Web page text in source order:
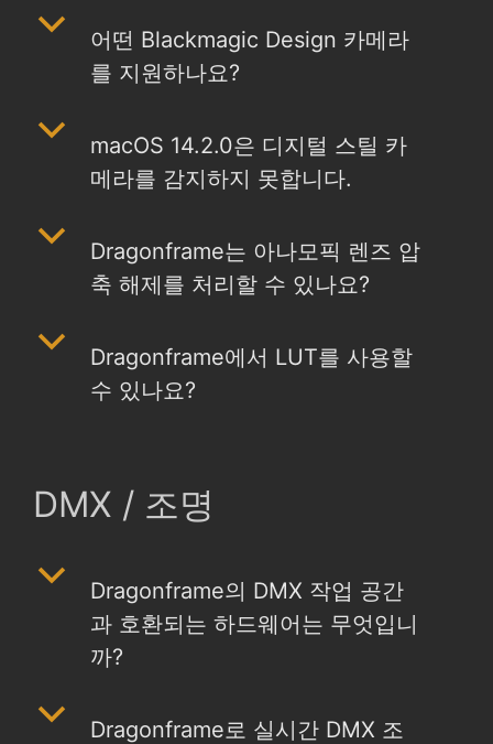
b
어떤 Blackmagic Design 카메라
를 지원하나요?
b
macOS 14.2.0은 디지털 스틸 카
메라를 감지하지 못합니다.
b
Dragonframe는 아나모픽 렌즈 압
축 해제를 처리할 수 있나요?
b
Dragonframe에서 LUT를 사용할
수 있나요?
DMX / 조명
b
Dragonframe의 DMX 작업 공간
과 호환되는 하드웨어는 무엇입니
까?
b
Dragonframe로 실시간 DMX 조